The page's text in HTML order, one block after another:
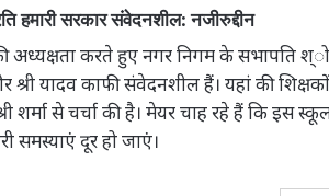
हमारी सरकार संवेदनशील: नजीरुद्दीन
अध्यक्षता करते हुए नगर निगम के सभापति
श्री यादव काफी संवेदनशील हैं। यहां की
श्री शर्मा से चर्चा की है। मेयर चाह रहे हैं कि
समस्याएं दूर हो जाएं।